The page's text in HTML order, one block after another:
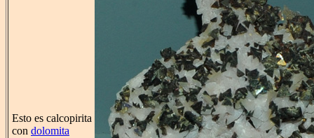
Esto es calcopirita
con dolomita